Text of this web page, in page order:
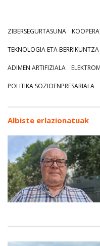
ZIBERSEGURTASUNA
TEKNOLOGIA ETA BERRIKUNTZA
ADIMEN ARTIFIZIALA
POLITIKA SOZIOENPRESARIALA
Albiste erlazionatuak